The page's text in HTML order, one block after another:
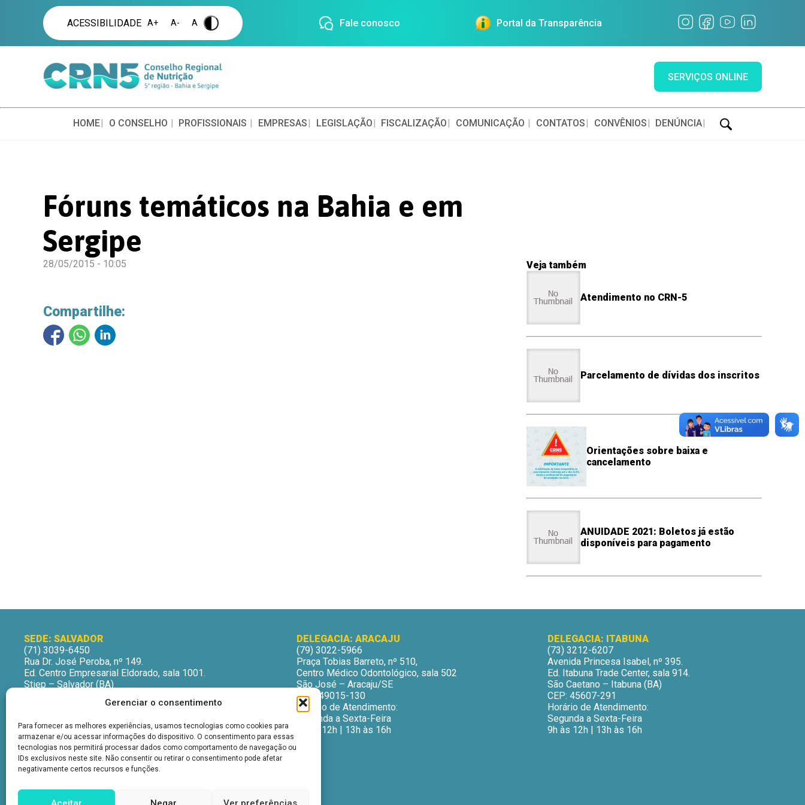
Gerenciar o consentimento
Para fornecer as melhores experiências, usamos tecnologias como cookies para
armazenar e/ou acessar informações do dispositivo. O consentimento para essas
tecnologias nos permitirá processar dados como comportamento de navegação ou
IDs exclusivos neste site. Não consentir ou retirar o consentimento pode afetar
negativamente certos recursos e funções.
ACESSIBILIDADE A+ A- A . Fale conosco Portal da Transparência
SERVIÇOS ONLINE
HOME O CONSELHO PROFISSIONAIS EMPRESAS LEGISLAÇÃO FISCALIZAÇÃO COMUNICAÇÃO CONTATOS CONVÊNIOS DENÚNCIA
Fóruns temáticos na Bahia e em
Sergipe
28/05/2015 - 10:05
Compartilhe:
Veja também
Atendimento no CRN-5
Parcelamento de dívidas dos inscritos
Orientações sobre baixa e
cancelamento
ANUIDADE 2021: Boletos já estão
disponíveis para pagamento
SEDE: SALVADOR
(71) 3039-6450
Rua Dr. José Peroba, nº 149.
Ed. Centro Empresarial Eldorado, sala 1001.
Stiep – Salvador (BA)
Horário de Atendimento:
9h às 12h | 13h às 16h
DELEGACIA: ARACAJU
(79) 3022-5966
Praça Tobias Barreto, nº 510,
Centro Médico Odontológico, sala 502
São José – Aracaju/SE
CEP: 49015-130
Horário de Atendimento:
Segunda a Sexta-Feira
9h às 12h | 13h às 16h
DELEGACIA: ITABUNA
(73) 3212-6207
Avenida Princesa Isabel, nº 395.
Ed. Itabuna Trade Center, sala 914.
São Caetano – Itabuna (BA)
CEP: 45607-291
Horário de Atendimento:
Segunda a Sexta-Feira
9h às 12h | 13h às 16h